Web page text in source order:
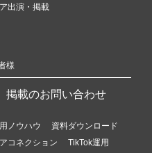
出演・掲載
様
掲載のお問い合わせ
ノウハウ
資料ダウンロード
コネクション
TikTok運用